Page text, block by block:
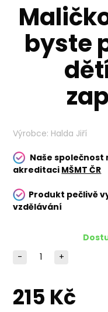
byste
Výrobce: Halda Jiří
Naše společnost
akreditaci MŠMT ČR
Produkt pečlivě
vzdělávání
215 Kč
- +